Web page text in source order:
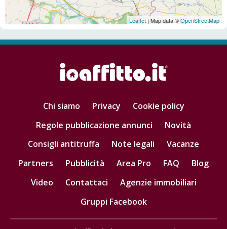
Leaflet | Map data ©OpenStreetMap
Chi siamo Privacy
Cookie policy
Regole pubblicazione annunci
Novità
Consigli antitruffa
Note legali
Vacanze
Partners
Pubblicità Area Pro FAQ
Blog
Video
Contattaci
Agenzie immobiliari
Gruppi Facebook